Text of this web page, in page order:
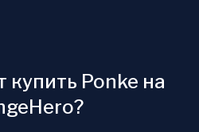
купить Ponke на